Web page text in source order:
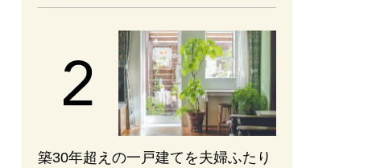
築30年超えの一戸建てを夫婦ふたり